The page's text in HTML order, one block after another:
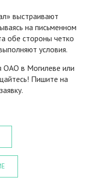
выстраивают
на письменном
обе стороны четко
условия.
ОАО в Могилеве или
Пишите на